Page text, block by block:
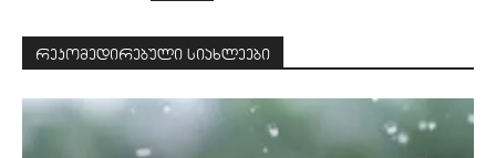
რეკომედირებული სიახლეები